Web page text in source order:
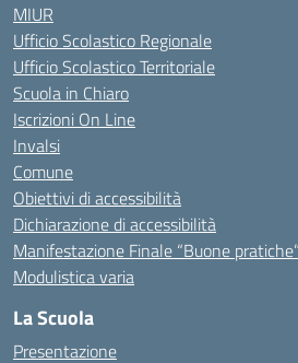
MIUR
Ufficio Scolastico Regionale
Ufficio Scolastico Territoriale
Scuola in Chiaro
Iscrizioni On Line
Invalsi
Comune
Obiettivi di accessibilità
Dichiarazione di accessibilità
Manifestazione Finale “Buone pratiche”
Modulistica varia
La Scuola
Presentazione